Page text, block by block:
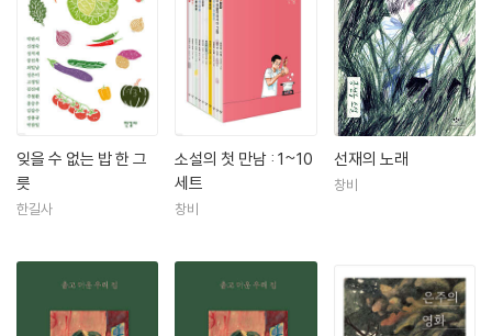
한세상』이후 5년만에 내놓은 소설집 『명랑한 밤길』역시 그녀의 작품 경향
을 그대로 보여준다. 이 소설집 역시 전작들과 마찬가지로 세상의 중심이
아닌 변방에서 버둥거리는 여성들의 이야기를 다루었다.
『내가 가장 예뻤을 때』는 국내 최초로 온라인 독자 커뮤니티 문학동네에
일일연재되어, 화제를 모았으며, 가장 아픈 시대를 가장 예쁘게 살아내야
했던 젊은이들의 고뇌를 생생하게 그려내었다. 스무 살 시기의, ‘사람들이
많이 죽어간 한 도시’에서의 쓸쓸함과 달콤함에 관한 이야기이다. 『영란』
에서는 가족의 빈자리를 견디며 꿋꿋이 살아가야 하는 인물들을 중심으로
며, 『꽃 같은 시절』은 삶의 터전을 위협받는 사람들, 철저하게 이 사회의
'약자'로 살아가고 있는 그들의 꽃 같은 싸움을 담고 있다.
잊을 수 없는 밥 한 그
릇
한길사
소설의 첫 만남 : 1~10
세트
창비
선재의 노래
창비